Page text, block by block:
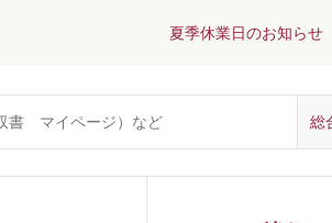
夏季休業日のお知らせ